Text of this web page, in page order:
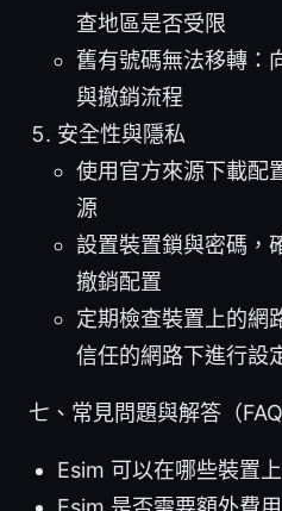
查地區是否受限
舊有號碼無法移轉：
與撤銷流程
安全性與隱私
使用官方來源下載配
源
設置裝置鎖與密碼，
撤銷配置
定期檢查裝置上的網
信任的網路下進行設
七、常見問題與解答（FAQ
Esim 可以在哪些裝置